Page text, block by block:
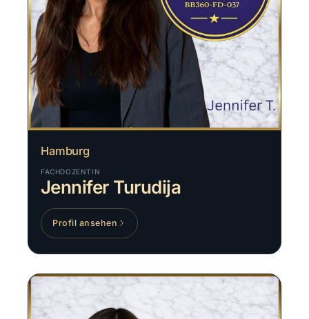
Hamburg
FACHDOZENTIN
Jennifer Turudija
Profil ansehen